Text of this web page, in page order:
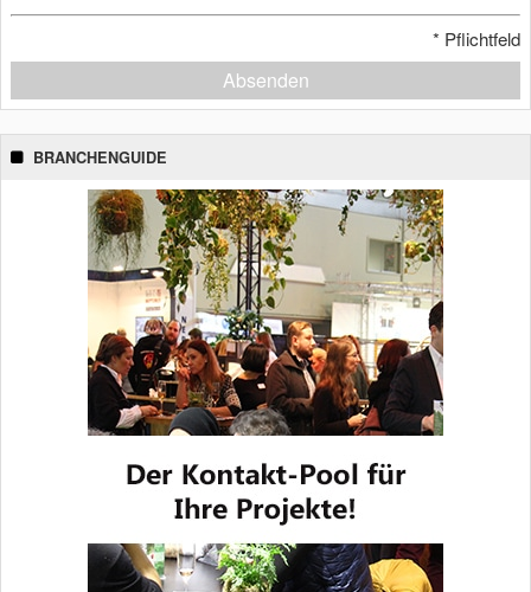
* Pflichtfeld
Absenden
BRANCHENGUIDE